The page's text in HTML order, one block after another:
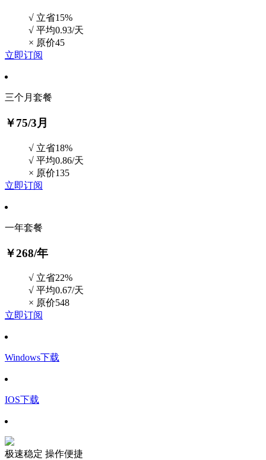
√ 立省15%
√ 平均0.93/天
× 原价45
立即订阅
三个月套餐
￥75/3月
√ 立省18%
√ 平均0.86/天
× 原价135
立即订阅
一年套餐
￥268/年
√ 立省22%
√ 平均0.67/天
× 原价548
立即订阅
Windows下载
IOS下载
极速稳定 操作便捷